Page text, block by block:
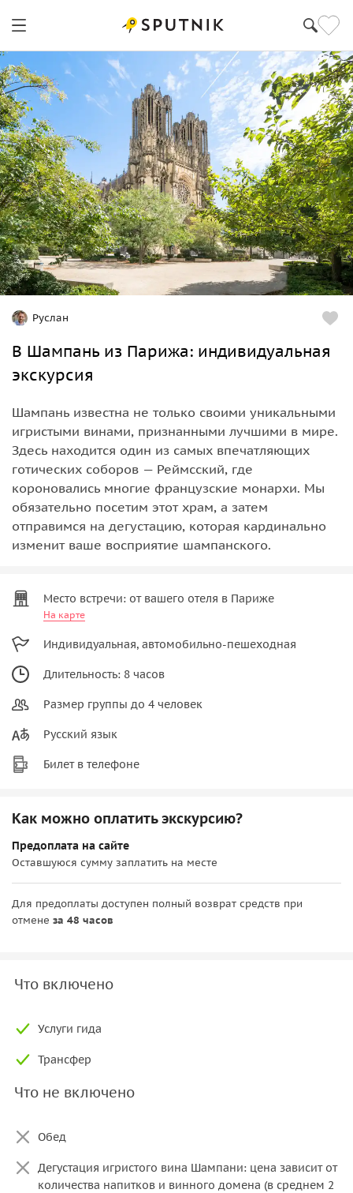
Руслан
В Шампань из Парижа: индивидуальная
экскурсия
Шампань известна не только своими уникальными
игристыми винами, признанными лучшими в мире.
Здесь находится один из самых впечатляющих
готических соборов — Реймсский, где
короновались многие французские монархи. Мы
обязательно посетим этот храм, а затем
отправимся на дегустацию, которая кардинально
изменит ваше восприятие шампанского.
Место встречи: от вашего отеля в Париже
На карте
Индивидуальная, автомобильно-пешеходная
Длительность: 8 часов
Размер группы до 4 человек
Русский язык
Билет в телефоне
Как можно оплатить экскурсию?
Предоплата на сайте
Оставшуюся сумму заплатить на месте
Для предоплаты доступен полный возврат средств при
отмене за 48 часов
Что включено
Услуги гида
Трансфер
Что не включено
Обед
Дегустация игристого вина Шампани: цена зависит от
количества напитков и винного домена (в среднем 2